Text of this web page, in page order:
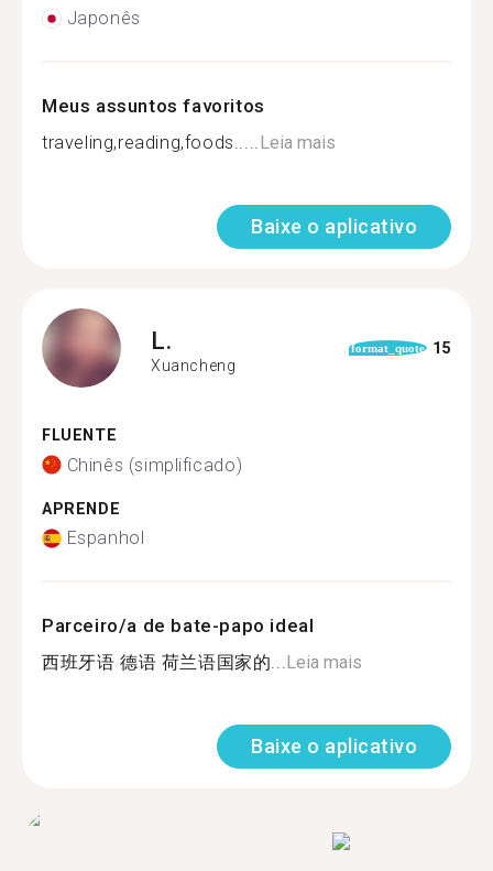
Japonês
Meus assuntos favoritos
traveling,reading,foods.....Leia mais
Baixe o aplicativo
L.
Xuancheng
format_quote 15
FLUENTE
Chinês (simplificado)
APRENDE
Espanhol
Parceiro/a de bate-papo ideal
西班牙语 德语 荷兰语国家的...Leia mais
Baixe o aplicativo